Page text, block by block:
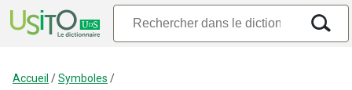
Accueil /Symboles /